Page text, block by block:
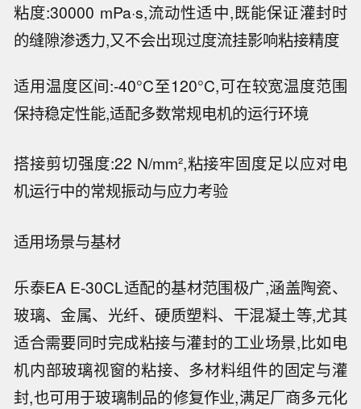
粘度:30000 mPa·s,流动性适中,既能保证灌封时
的缝隙渗透力,又不会出现过度流挂影响粘接精度
适用温度区间:-40°C至120°C,可在较宽温度范围
保持稳定性能,适配多数常规电机的运行环境
搭接剪切强度:22 N/mm²,粘接牢固度足以应对电
机运行中的常规振动与应力考验
适用场景与基材
乐泰EA E-30CL适配的基材范围极广,涵盖陶瓷、
玻璃、金属、光纤、硬质塑料、干混凝土等,尤其
适合需要同时完成粘接与灌封的工业场景,比如电
机内部玻璃视窗的粘接、多材料组件的固定与灌
封,也可用于玻璃制品的修复作业,满足厂商多元化